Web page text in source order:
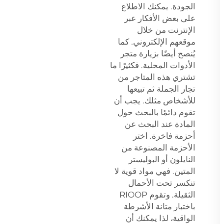
الجودة. يمكنك الاطلاع
على بعض الأفكار عبر
الإنترنت من خلال
موقعهم الإلكتروني. كما
يُنصح أيضًا بزيارة متجر
الأدوات المحلية. فكثيرًا ما
تشتري هذه المتاجر من
تجار الجملة ثم تبيعها
للأشخاص مثلك. يجب أن
تقوم دائمًا بالبحث حول
المادة عند البحث عن
أحزمة فاخرة. اختر
الأحزمة المصنوعة من
النايلون أو البوليستر
المتين. فهي مواد قوية لا
تنكسر تحت الأحمال
الثقيلة. وتقوم RIOOP
باختبار متانة الأشرطة
الواقية، لذا يمكنك أن